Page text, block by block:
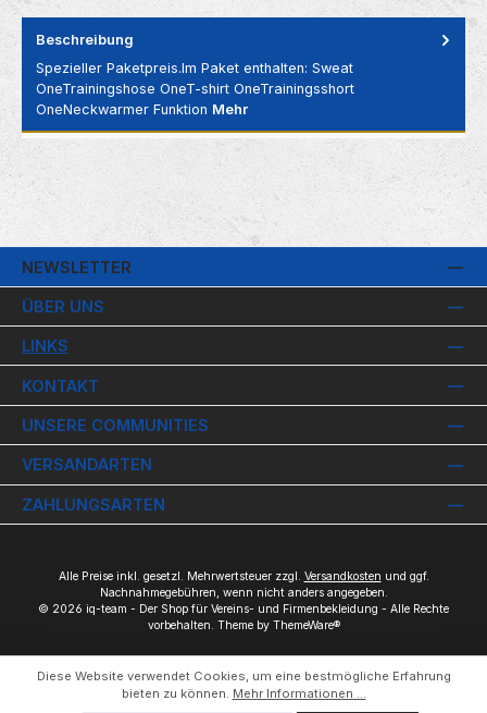
Beschreibung
Spezieller Paketpreis.Im Paket enthalten: Sweat
OneTrainingshose OneT-shirt OneTrainingsshort
OneNeckwarmer Funktion Mehr
NEWSLETTER
ÜBER UNS
LINKS
KONTAKT
UNSERE COMMUNITIES
VERSANDARTEN
ZAHLUNGSARTEN
Alle Preise inkl. gesetzl. Mehrwertsteuer zzgl. Versandkosten und ggf.
Nachnahmegebühren, wenn nicht anders angegeben.
© 2026 iq-team - Der Shop für Vereins- und Firmenbekleidung - Alle Rechte
vorbehalten. Theme by ThemeWare®
Diese Website verwendet Cookies, um eine bestmögliche Erfahrung
bieten zu können. Mehr Informationen ...